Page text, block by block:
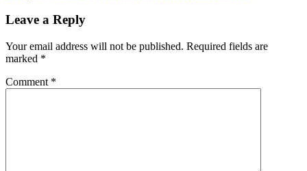
Leave a Reply
Your email address will not be published. Required fields are
marked *
Comment *